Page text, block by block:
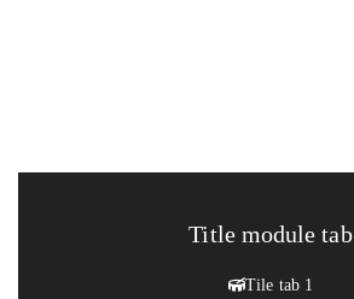
Title module tab
Tile tab 1